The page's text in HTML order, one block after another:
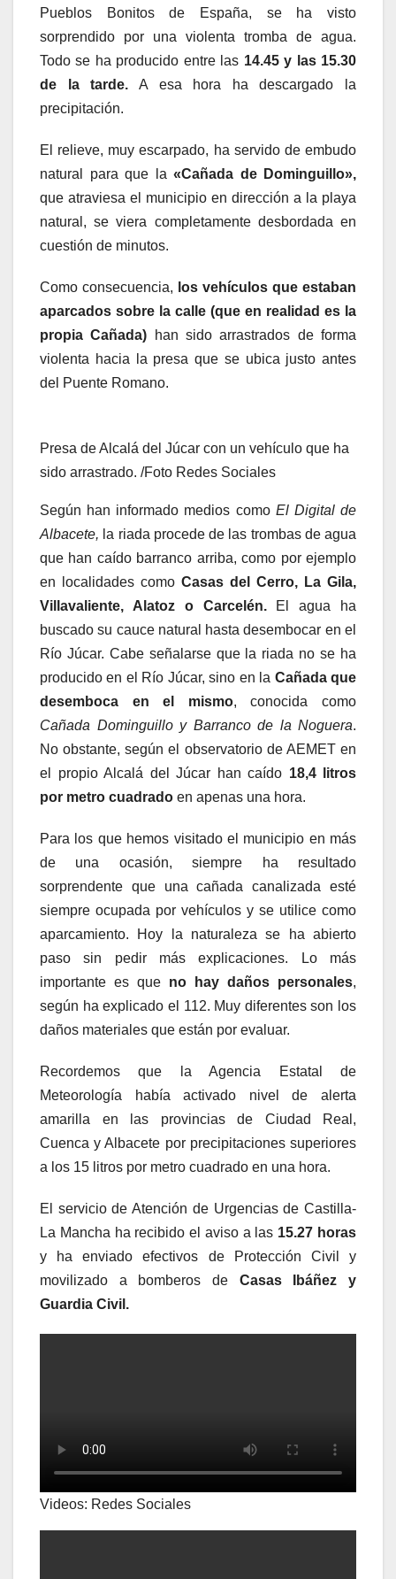
Pueblos Bonitos de España, se ha visto
sorprendido por una violenta tromba de agua.
Todo se ha producido entre las 14.45 y las 15.30
de la tarde. A esa hora ha descargado la
precipitación.
El relieve, muy escarpado, ha servido de embudo
natural para que la «Cañada de Dominguillo»,
que atraviesa el municipio en dirección a la playa
natural, se viera completamente desbordada en
cuestión de minutos.
Como consecuencia, los vehículos que estaban
aparcados sobre la calle (que en realidad es la
propia Cañada)
han sido arrastrados de forma
violenta hacia la presa que se ubica justo antes
del Puente Romano.
Presa de Alcalá del Júcar con un vehículo que ha
sido arrastrado. /Foto Redes Sociales
Según han informado medios como El Digital de
Albacete, la riada procede de las trombas de agua
que han caído barranco arriba, como por ejemplo
en localidades como Casas del Cerro, La Gila,
Villavaliente, Alatoz o Carcelén.El agua ha
buscado su cauce natural hasta desembocar en el
Río Júcar. Cabe señalarse que la riada no se ha
producido en el Río Júcar, sino en la Cañada que
desemboca en el mismo, conocida como
Cañada Dominguillo y Barranco de la Noguera.
No obstante, según el observatorio de AEMET en
el propio Alcalá del Júcar han caído 18,4 litros
por metro cuadrado en apenas una hora.
Para los que hemos visitado el municipio en más
de una ocasión, siempre ha resultado
sorprendente que una cañada canalizada esté
siempre ocupada por vehículos y se utilice como
aparcamiento. Hoy la naturaleza se ha abierto
paso sin pedir más explicaciones. Lo más
importante es que no hay daños personales,
según ha explicado el 112. Muy diferentes son los
daños materiales que están por evaluar.
Recordemos que la Agencia Estatal de
Meteorología había activado nivel de alerta
amarilla en las provincias de Ciudad Real,
Cuenca y Albacete por precipitaciones superiores
a los 15 litros por metro cuadrado en una hora.
El servicio de Atención de Urgencias de Castilla-
La Mancha ha recibido el aviso a las 15.27 horas
y ha enviado efectivos de Protección Civil y
movilizado a bomberos de Casas Ibáñez y
Guardia Civil.
Videos: Redes Sociales